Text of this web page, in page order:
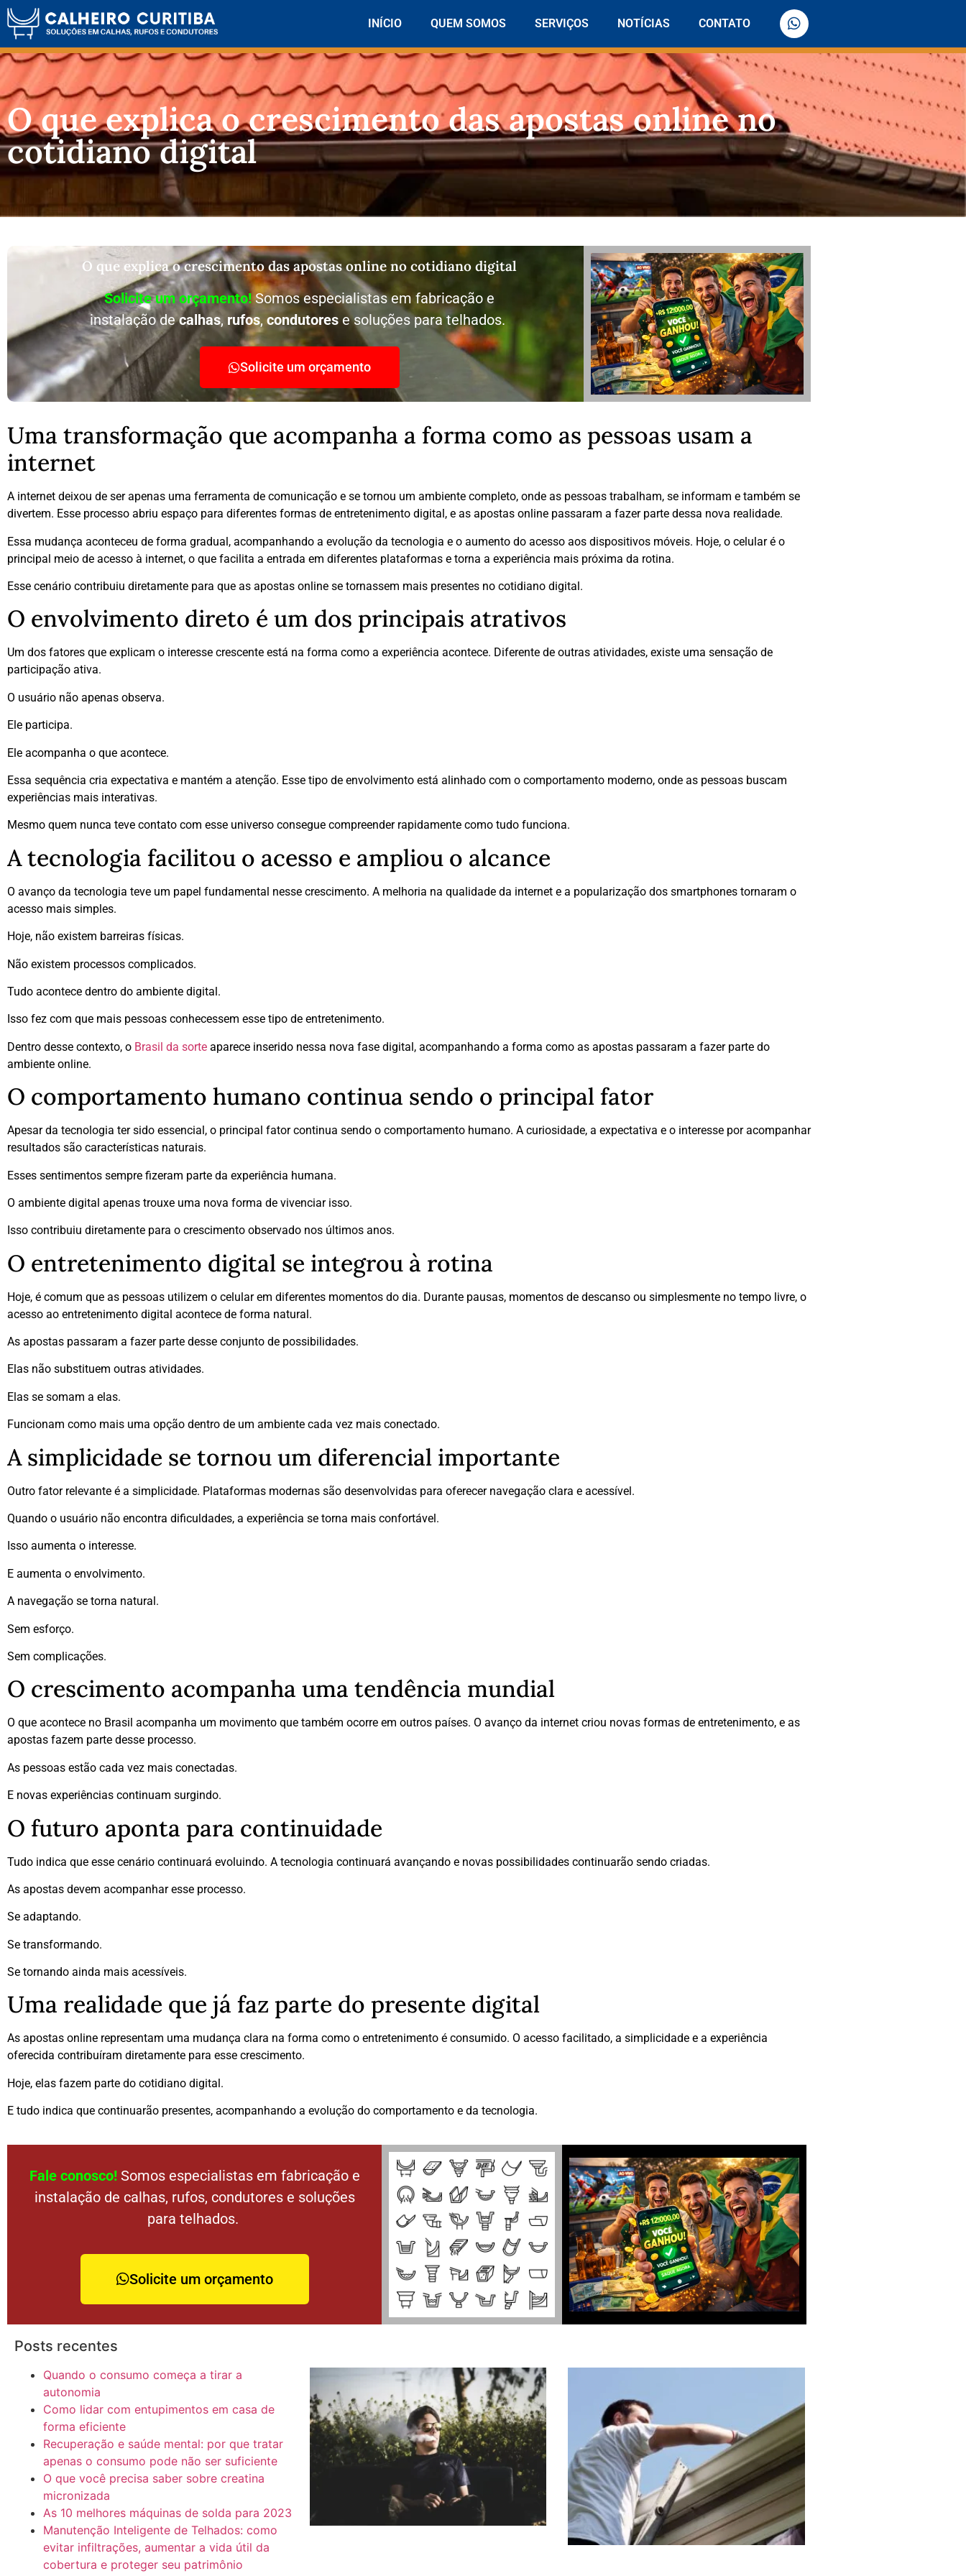
INÍCIO QUEM SOMOS SERVIÇOS NOTÍCIAS CONTATO
O que explica o crescimento das apostas online no
cotidiano digital
O que explica o crescimento das apostas online no cotidiano digital
Solicite um orçamento!Somos especialistas em fabricação e
instalação decalhas, rufos,condutores e soluções para telhados.
Solicite um orçamento
Uma transformação que acompanha a forma como as pessoas usam a
internet
A internet deixou de ser apenas uma ferramenta de comunicação e se tornou um ambiente completo, onde as pessoas trabalham, se informam e também se
divertem. Esse processo abriu espaço para diferentes formas de entretenimento digital, e as apostas online passaram a fazer parte dessa nova realidade.
Essa mudança aconteceu de forma gradual, acompanhando a evolução da tecnologia e o aumento do acesso aos dispositivos móveis. Hoje, o celular é o
principal meio de acesso à internet, o que facilita a entrada em diferentes plataformas e torna a experiência mais próxima da rotina.
Esse cenário contribuiu diretamente para que as apostas online se tornassem mais presentes no cotidiano digital.
O envolvimento direto é um dos principais atrativos
Um dos fatores que explicam o interesse crescente está na forma como a experiência acontece. Diferente de outras atividades, existe uma sensação de
participação ativa.
O usuário não apenas observa.
Ele participa.
Ele acompanha o que acontece.
Essa sequência cria expectativa e mantém a atenção. Esse tipo de envolvimento está alinhado com o comportamento moderno, onde as pessoas buscam
experiências mais interativas.
Mesmo quem nunca teve contato com esse universo consegue compreender rapidamente como tudo funciona.
A tecnologia facilitou o acesso e ampliou o alcance
O avanço da tecnologia teve um papel fundamental nesse crescimento. A melhoria na qualidade da internet e a popularização dos smartphones tornaram o
acesso mais simples.
Hoje, não existem barreiras físicas.
Não existem processos complicados.
Tudo acontece dentro do ambiente digital.
Isso fez com que mais pessoas conhecessem esse tipo de entretenimento.
Dentro desse contexto, o Brasil da sorte aparece inserido nessa nova fase digital, acompanhando a forma como as apostas passaram a fazer parte do
ambiente online.
O comportamento humano continua sendo o principal fator
Apesar da tecnologia ter sido essencial, o principal fator continua sendo o comportamento humano. A curiosidade, a expectativa e o interesse por acompanhar
resultados são características naturais.
Esses sentimentos sempre fizeram parte da experiência humana.
O ambiente digital apenas trouxe uma nova forma de vivenciar isso.
Isso contribuiu diretamente para o crescimento observado nos últimos anos.
O entretenimento digital se integrou à rotina
Hoje, é comum que as pessoas utilizem o celular em diferentes momentos do dia. Durante pausas, momentos de descanso ou simplesmente no tempo livre, o
acesso ao entretenimento digital acontece de forma natural.
As apostas passaram a fazer parte desse conjunto de possibilidades.
Elas não substituem outras atividades.
Elas se somam a elas.
Funcionam como mais uma opção dentro de um ambiente cada vez mais conectado.
A simplicidade se tornou um diferencial importante
Outro fator relevante é a simplicidade. Plataformas modernas são desenvolvidas para oferecer navegação clara e acessível.
Quando o usuário não encontra dificuldades, a experiência se torna mais confortável.
Isso aumenta o interesse.
E aumenta o envolvimento.
A navegação se torna natural.
Sem esforço.
Sem complicações.
O crescimento acompanha uma tendência mundial
O que acontece no Brasil acompanha um movimento que também ocorre em outros países. O avanço da internet criou novas formas de entretenimento, e as
apostas fazem parte desse processo.
As pessoas estão cada vez mais conectadas.
E novas experiências continuam surgindo.
O futuro aponta para continuidade
Tudo indica que esse cenário continuará evoluindo. A tecnologia continuará avançando e novas possibilidades continuarão sendo criadas.
As apostas devem acompanhar esse processo.
Se adaptando.
Se transformando.
Se tornando ainda mais acessíveis.
Uma realidade que já faz parte do presente digital
As apostas online representam uma mudança clara na forma como o entretenimento é consumido. O acesso facilitado, a simplicidade e a experiência
oferecida contribuíram diretamente para esse crescimento.
Hoje, elas fazem parte do cotidiano digital.
E tudo indica que continuarão presentes, acompanhando a evolução do comportamento e da tecnologia.
Fale conosco! Somos especialistas em fabricação e
instalação de calhas, rufos, condutores e soluções
para telhados.
Solicite um orçamento
Posts recentes
Quando o consumo começa a tirar a
autonomia
Como lidar com entupimentos em casa de
forma eficiente
Recuperação e saúde mental: por que tratar
apenas o consumo pode não ser suficiente
O que você precisa saber sobre creatina
micronizada
As 10 melhores máquinas de solda para 2023
Manutenção Inteligente de Telhados: como
evitar infiltrações, aumentar a vida útil da
cobertura e proteger seu patrimônio